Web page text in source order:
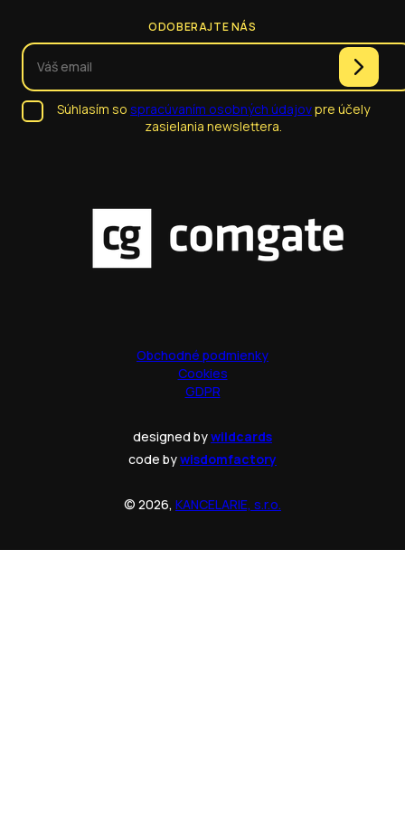
ODOBERAJTE NÁS
Súhlasím so spracúvaním osobných údajovpre účely
zasielania newslettera.
Obchodné podmienky
Cookies
GDPR
designed bywildcards
code bywisdomfactory
© 2026, KANCELARIE, s.r.o.